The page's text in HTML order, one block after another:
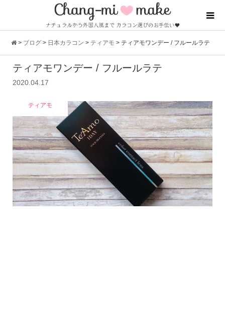
> ブログ > 日本カラコン > ティアモ > ティアモワンデー / フルールラテ
ティアモワンデー / フルールラテ
2020.04.17
ティアモ